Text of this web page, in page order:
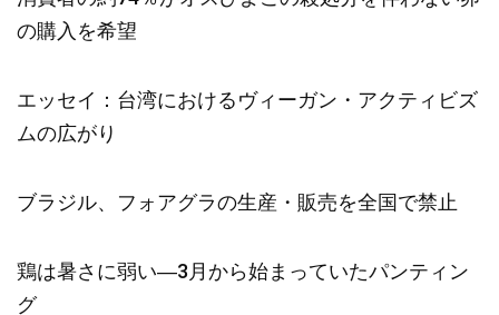
の購入を希望
エッセイ：台湾におけるヴィーガン・アクティビズ
ムの広がり
ブラジル、フォアグラの生産・販売を全国で禁止
鶏は暑さに弱い―3月から始まっていたパンティン
グ